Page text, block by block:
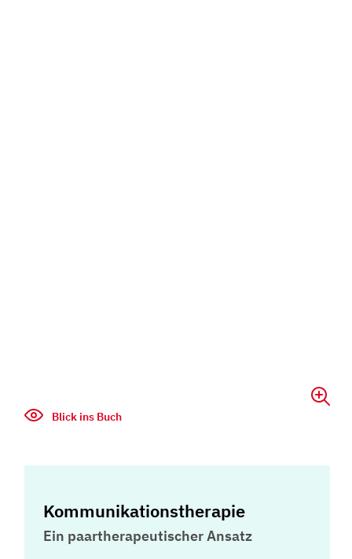
Blick ins Buch
Kommunikationstherapie
Ein paartherapeutischer Ansatz